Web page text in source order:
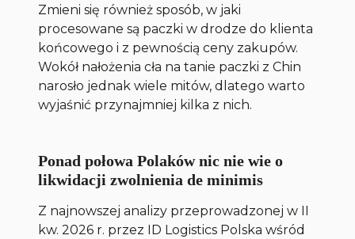
Zmieni się również sposób, w jaki
procesowane są paczki w drodze do klienta
końcowego i z pewnością ceny zakupów.
Wokół nałożenia cła na tanie paczki z Chin
narosło jednak wiele mitów, dlatego warto
wyjaśnić przynajmniej kilka z nich.
Ponad połowa Polaków nic nie wie o
likwidacji zwolnienia de minimis
Z najnowszej analizy przeprowadzonej w II
kw. 2026 r. przez ID Logistics Polska wśród